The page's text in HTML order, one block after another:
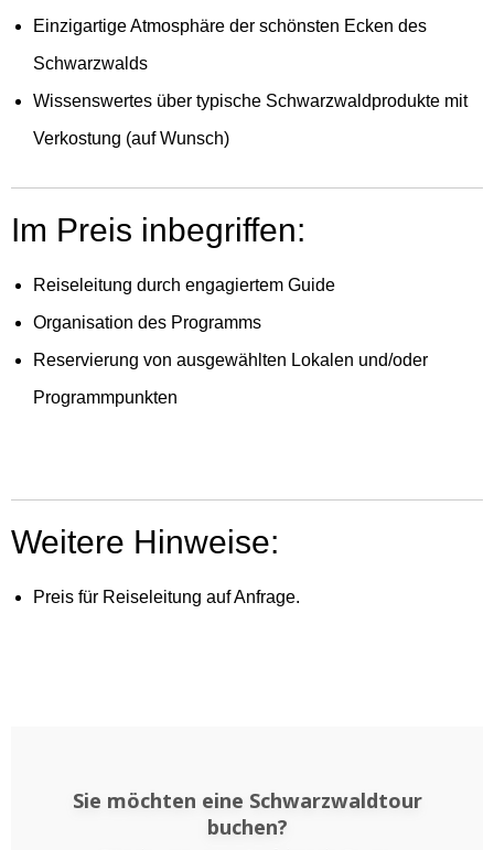
Einzigartige Atmosphäre der schönsten Ecken des
Schwarzwalds
Wissenswertes über typische Schwarzwaldprodukte mit
Verkostung (auf Wunsch)
Im Preis inbegriffen:
Reiseleitung durch engagiertem Guide
Organisation des Programms
Reservierung von ausgewählten Lokalen und/oder
Programmpunkten
Weitere Hinweise:
Preis für Reiseleitung auf Anfrage.